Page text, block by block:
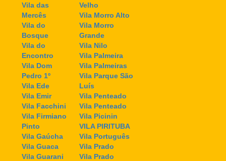
Vila das
Mercês
Vila do
Bosque
Vila do
Encontro
Vila Dom
Pedro 1º
Vila Ede
Vila Emir
Vila Facchini
Vila Firmiano
Pinto
Vila Gaúcha
Vila Guaca
Vila Guarani
Velho
Vila Morro Alto
Vila Morro
Grande
Vila Nilo
Vila Palmeira
Vila Palmeiras
Vila Parque São
Luís
Vila Penteado
Vila Penteado
Vila Picinin
VILA PIRITUBA
Vila Português
Vila Prado
Vila Prado